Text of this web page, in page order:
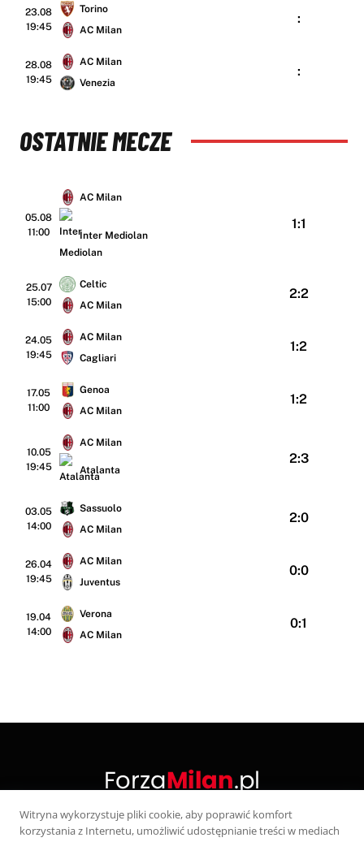
23.08
19:45
Torino
AC Milan
:
28.08
19:45
AC Milan
Venezia
:
OSTATNIE MECZE
05.08
11:00
AC Milan
Inter Mediolan
1:1
25.07
15:00
Celtic
AC Milan
2:2
24.05
19:45
AC Milan
Cagliari
1:2
17.05
11:00
Genoa
AC Milan
1:2
10.05
19:45
AC Milan
Atalanta
2:3
03.05
14:00
Sassuolo
AC Milan
2:0
26.04
19:45
AC Milan
Juventus
0:0
19.04
14:00
Verona
AC Milan
0:1
Witryna wykorzystuje pliki cookie, aby poprawić komfort
korzystania z Internetu, umożliwić udostępnianie treści w mediach